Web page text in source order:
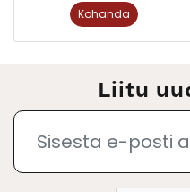
Kohanda
Liitu